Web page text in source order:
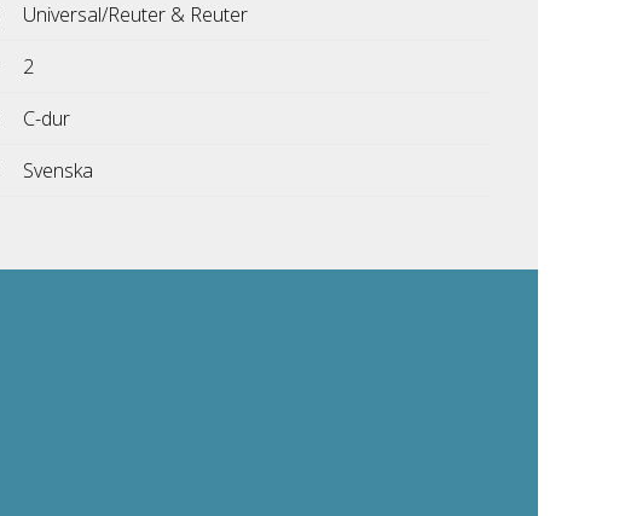
Universal/Reuter & Reuter
2
C-dur
Svenska